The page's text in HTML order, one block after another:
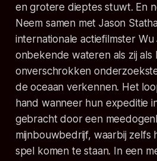
en grotere dieptes stuwt. En
Neem samen met Jason
internationale actiefilmster
onbekende wateren als zij als
onverschrokken
de oceaan verkennen. Het
hand wanneer hun expeditie
gebracht door een
mijnbouwbedrijf, waarbij zelfs
spel komen te staan. In een